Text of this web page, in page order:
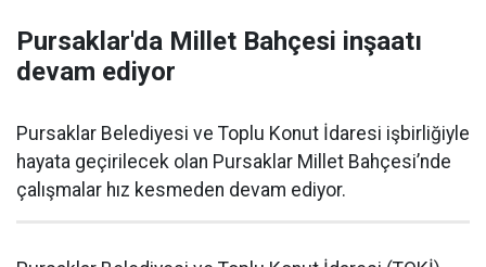
Pursaklar'da Millet Bahçesi inşaatı
devam ediyor
Pursaklar Belediyesi ve Toplu Konut İdaresi işbirliğiyle
hayata geçirilecek olan Pursaklar Millet Bahçesi’nde
çalışmalar hız kesmeden devam ediyor.